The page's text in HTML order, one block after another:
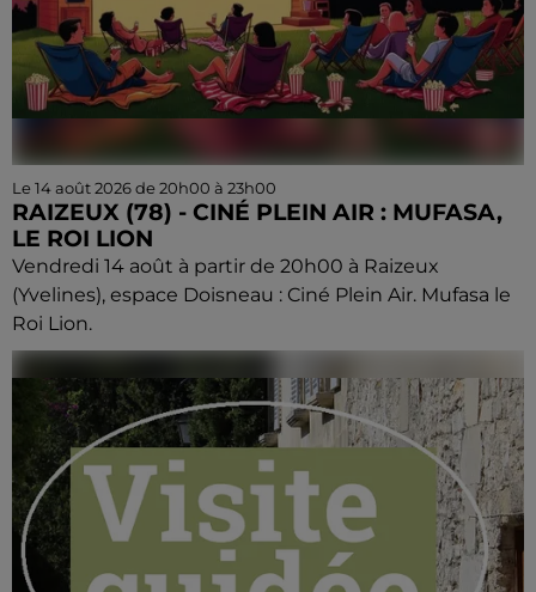
Le 14 août 2026 de 20h00 à 23h00
RAIZEUX (78) - CINÉ PLEIN AIR : MUFASA,
LE ROI LION
Vendredi 14 août à partir de 20h00 à Raizeux
(Yvelines), espace Doisneau : Ciné Plein Air. Mufasa le
Roi Lion.